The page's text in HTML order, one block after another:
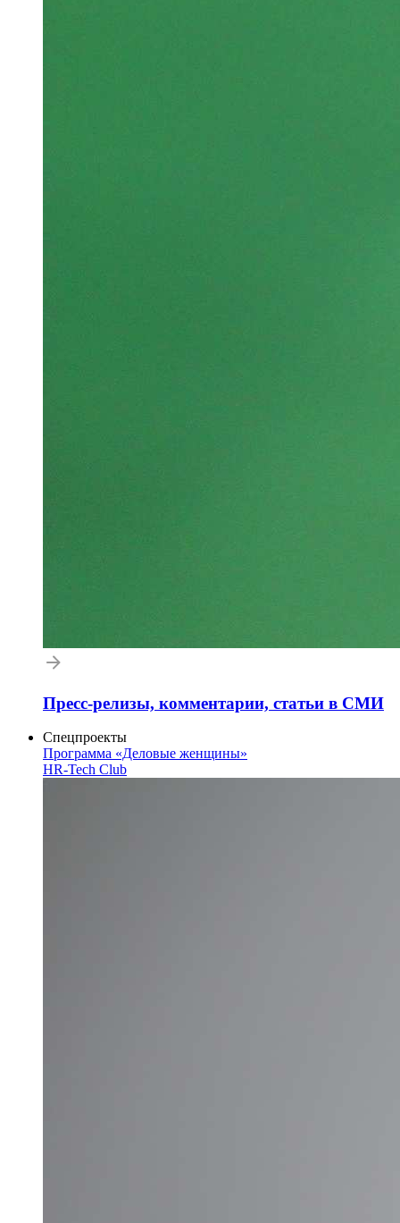
Пресс-релизы, комментарии, статьи в СМИ
Спецпроекты
Программа «Деловые женщины»
HR-Tech Club